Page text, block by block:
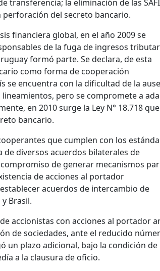
transferencia; la eliminación de las
perforación del secreto bancario.
financiera global, en el año 2009 se
de la fuga de ingresos
formó parte. Se declara, de esta
como forma de cooperación
encuentra con la dificultad de la
pero se compromete a
en 2010 surge la Ley N° 18.718 que
bancario.
que cumplen con los
diversos acuerdos bilaterales de
de generar mecanismos
de acciones al portador
acuerdos de intercambio de
Brasil.
accionistas con acciones al portador
de sociedades, ante el reducido
un plazo adicional, bajo la condición de
a la clausura de oficio.